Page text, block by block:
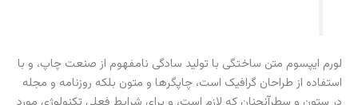
لورم ایپسوم متن ساختگی با تولید سادگی نامفهوم از صنعت چاپ، و با
استفاده از طراحان گرافیک است، چاپگرها و متون بلکه روزنامه و مجله